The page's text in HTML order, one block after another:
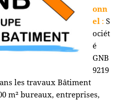
onn
el : S
ociét
é
GNB
9219
les travaux Bâtiment
m² bureaux, entreprises,